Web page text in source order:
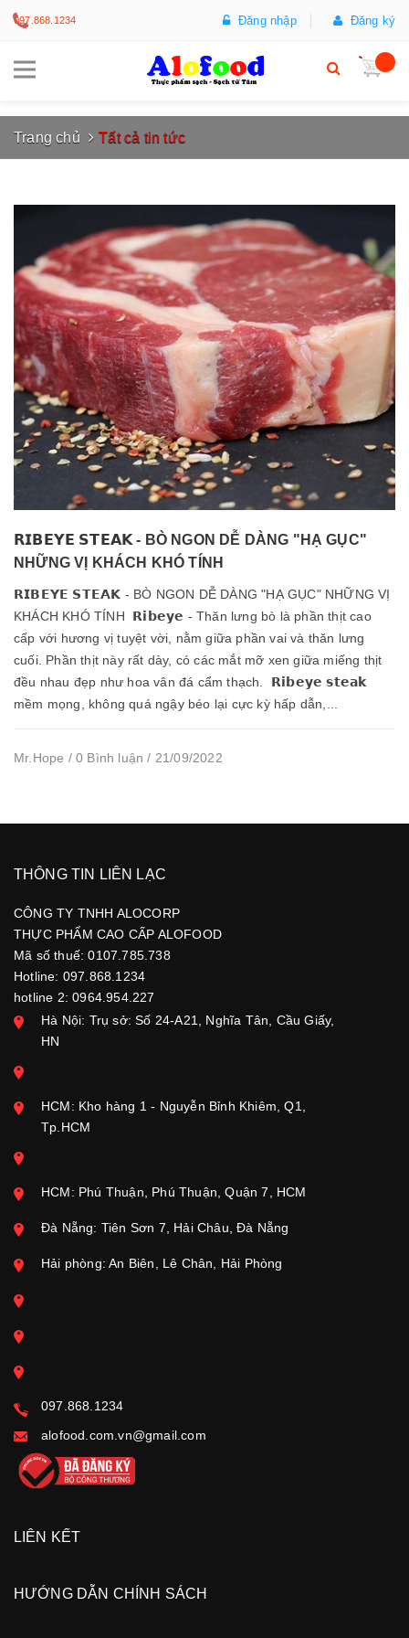
097.868.1234 Đăng nhập Đăng ký
Trang chủ Tất cả tin tức
𝗥𝗜𝗕𝗘𝗬𝗘 𝗦𝗧𝗘𝗔𝗞 - BÒ NGON DỄ DÀNG "HẠ GỤC"
NHỮNG VỊ KHÁCH KHÓ TÍNH
𝗥𝗜𝗕𝗘𝗬𝗘 𝗦𝗧𝗘𝗔𝗞 - BÒ NGON DỄ DÀNG "HẠ GỤC" NHỮNG VỊ
KHÁCH KHÓ TÍNH 𝗥𝗶𝗯𝗲𝘆𝗲 - Thăn lưng bò là phần thịt cao
cấp với hương vị tuyệt vời, nằm giữa phần vai và thăn lưng
cuối. Phần thịt này rất dày, có các mắt mỡ xen giữa miếng thịt
đều nhau đẹp như hoa vân đá cẩm thạch. 𝗥𝗶𝗯𝗲𝘆𝗲 𝘀𝘁𝗲𝗮𝗸
mềm mọng, không quá ngậy béo lại cực kỳ hấp dẫn,...
Mr.Hope / 0 Bình luận / 21/09/2022
THÔNG TIN LIÊN LẠC
CÔNG TY TNHH ALOCORP
THỰC PHẨM CAO CẤP ALOFOOD
Mã số thuế: 0107.785.738
Hotline: 097.868.1234
hotline 2: 0964.954.227
Hà Nội: Trụ sở: Số 24-A21, Nghĩa Tân, Cầu Giấy,
HN
HCM: Kho hàng 1 - Nguyễn Bỉnh Khiêm, Q1,
Tp.HCM
HCM: Phú Thuận, Phú Thuận, Quận 7, HCM
Đà Nẵng: Tiên Sơn 7, Hải Châu, Đà Nẵng
Hải phòng: An Biên, Lê Chân, Hải Phòng
097.868.1234
alofood.com.vn@gmail.com
LIÊN KẾT
HƯỚNG DẪN CHÍNH SÁCH